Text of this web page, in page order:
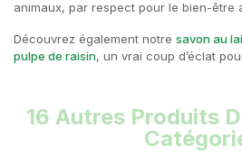
animaux, par respect pour le bien-être
Découvrez également notre savon au
pulpe de raisin, un vrai coup d’éclat
16 Autres Produits